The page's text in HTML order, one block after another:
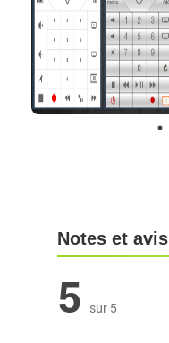
Notes et avis
5 sur 5